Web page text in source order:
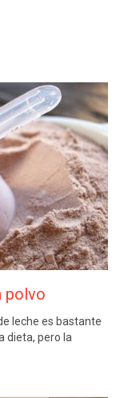
polvo
leche es bastante
dieta, pero la